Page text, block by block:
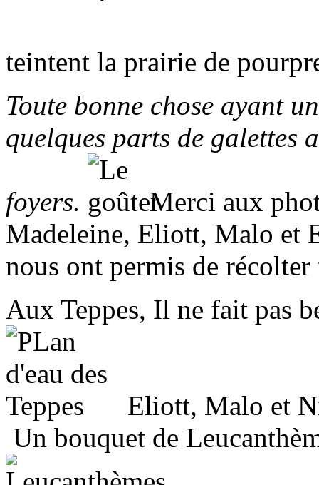
teintent la prairie de
Toute bonne chose ayant
quelques parts de galettes
foyers.
Merci aux
Madeleine, Eliott, Malo et
nous ont permis de
Aux Teppes, Il ne fait pas
Eliott, Malo et
Un bouquet de